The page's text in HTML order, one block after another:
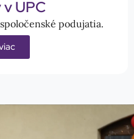
UPC
podujatia.